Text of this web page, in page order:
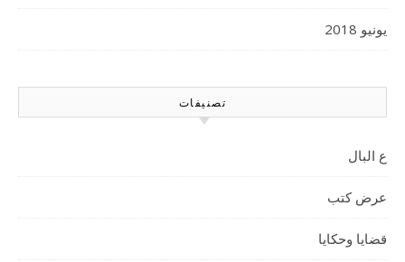
يونيو 2018
تصنيفات
ع البال
عرض كتب
قضايا وحكايا